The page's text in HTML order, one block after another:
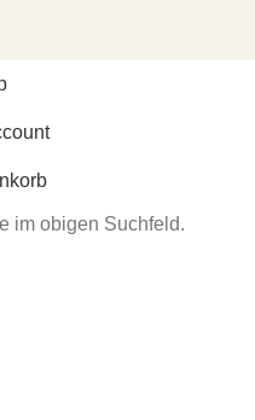
im obigen Suchfeld.